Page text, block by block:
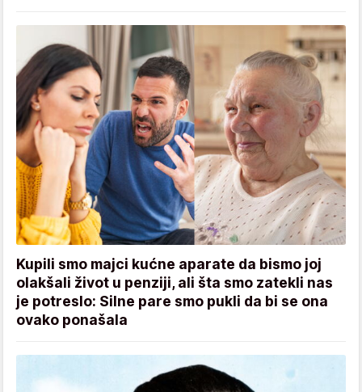
Kupili smo majci kućne aparate da bismo joj
olakšali život u penziji, ali šta smo zatekli nas
je potreslo: Silne pare smo pukli da bi se ona
ovako ponašala